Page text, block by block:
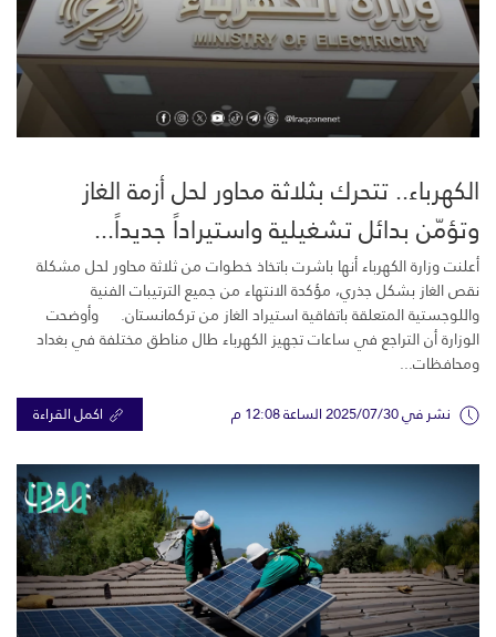
الكهرباء.. تتحرك بثلاثة محاور لحل أزمة الغاز
وتؤمّن بدائل تشغيلية واستيراداً جديداً...
أعلنت وزارة الكهرباء أنها باشرت باتخاذ خطوات من ثلاثة محاور لحل مشكلة
نقص الغاز بشكل جذري، مؤكدة الانتهاء من جميع الترتيبات الفنية
واللوجستية المتعلقة باتفاقية استيراد الغاز من تركمانستان. وأوضحت
الوزارة أن التراجع في ساعات تجهيز الكهرباء طال مناطق مختلفة في بغداد
ومحافظات...
نشر في 2025/07/30 الساعة 12:08 م اكمل القراءة